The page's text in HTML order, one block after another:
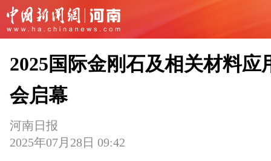
2025国际金刚石及相关材料应
会启幕
河南日报
2025年07月28日 09:42